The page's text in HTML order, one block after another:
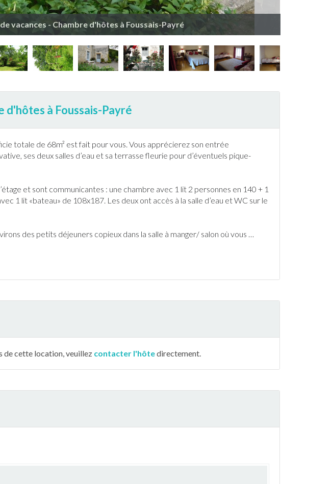
vacances - Chambre d'hôtes à Foussais-Payré
d'hôtes à Foussais-Payré
totale de 68m² est fait pour vous. Vous apprécierez son entrée
ses deux salles d’eau et sa terrassefleurie pour d’éventuels pique-
et sont communicantes : une chambre avec 1 lit 2 personnes en 140 + 1
1 lit «bateau» de 108x187. Les deux ont accès à la salle d’eau et WC sur le
des petits déjeuners copieux dans la salle à manger/ salon où vous …
de cette location, veuillez contacter l'hôtedirectement.